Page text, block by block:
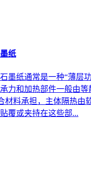
纸
墨纸通常是一种“薄层
力和加热部件一般由等
材料承担，主体隔热由
覆或夹持在这些部...